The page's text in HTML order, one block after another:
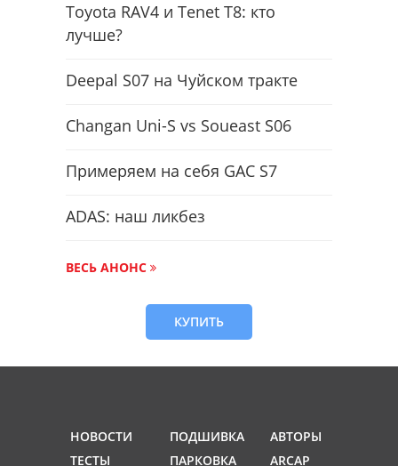
Toyota RAV4 и Tenet T8: кто
лучше?
Deepal S07 на Чуйском тракте
Changan Uni-S vs Soueast S06
Примеряем на себя GAC S7
ADAS: наш ликбез
ВЕСЬ АНОНС
КУПИТЬ
НОВОСТИ
ТЕСТЫ
ПОДШИВКА
ПАРКОВКА
АВТОРЫ
ARCAP